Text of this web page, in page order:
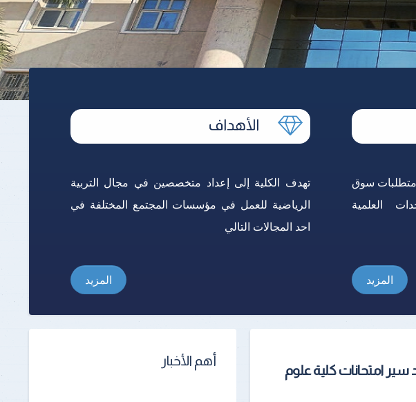
سوق
العلمية
المزيد
تهدف الكلية إلى إعداد متخصصين في مجال التربية
الرياضية للعمل في مؤسسات المجتمع المختلفة في
احد المجالات التالي
المزيد
امتحانات كلية علوم
أهم الأخبار